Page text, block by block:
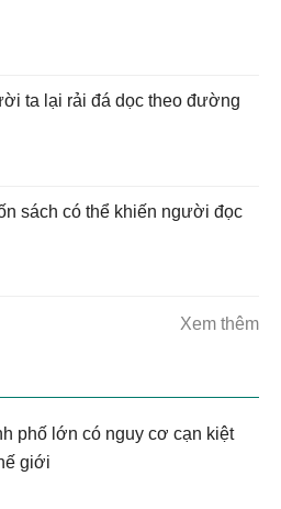
ta lại rải đá dọc theo đường
sách có thể khiến người đọc
Xem thêm
phố lớn có nguy cơ cạn kiệt
giới